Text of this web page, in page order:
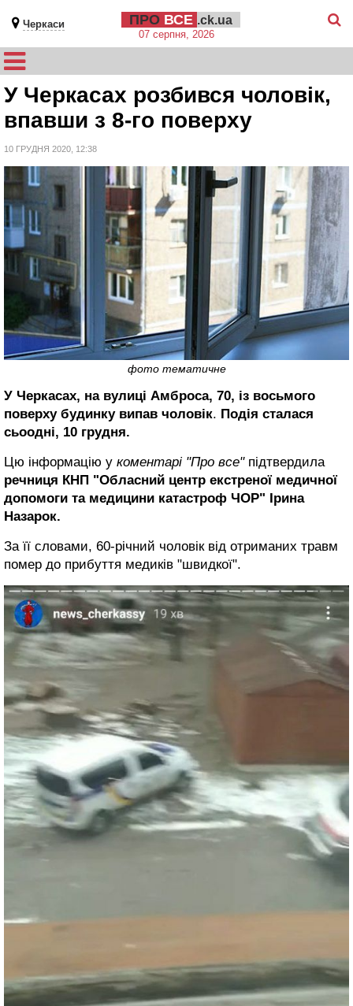
Черкаси ПРО ВСЕ .ck.ua
07 серпня, 2026
У Черкасах розбився чоловік,
впавши з 8-го поверху
10 ГРУДНЯ 2020, 12:38
фото тематичне
У Черкасах, на вулиці Амброса, 70, із восьмого
поверху будинку випав чоловік. Подія сталася
сьоодні, 10 грудня.
Цю інформацію у коментарі "Про все"підтвердила
речниця КНП "Обласний центр екстреної медичної
допомоги та медицини катастроф ЧОР" Ірина
Назарок.
За її словами, 60-річний чоловік від отриманих травм
помер до прибуття медиків "швидкої".